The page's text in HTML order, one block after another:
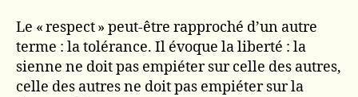
Le « respect » peut-être rapproché d’un autre
terme : la tolérance. Il évoque la liberté : la
sienne ne doit pas empiéter sur celle des autres,
celle des autres ne doit pas empiéter sur la